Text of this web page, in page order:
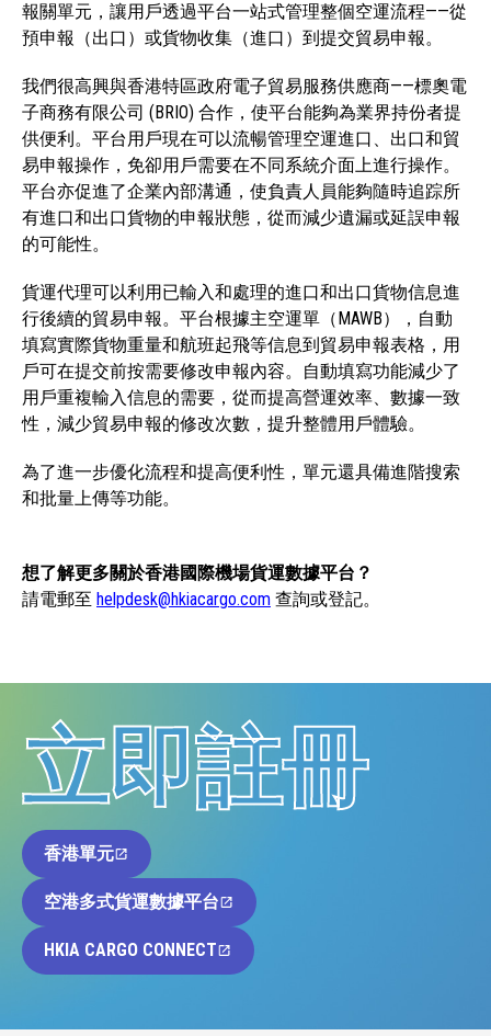
報關單元，讓用戶透過平台一站式管理整個空運流程——從
預申報（出口）或貨物收集（進口）到提交貿易申報。
我們很高興與香港特區政府電子貿易服務供應商——標奧電
子商務有限公司 (BRIO) 合作，使平台能夠為業界持份者提
供便利。平台用戶現在可以流暢管理空運進口、出口和貿
易申報操作，免卻用戶需要在不同系統介面上進行操作。
平台亦促進了企業內部溝通，使負責人員能夠隨時追踪所
有進口和出口貨物的申報狀態，從而減少遺漏或延誤申報
的可能性。
貨運代理可以利用已輸入和處理的進口和出口貨物信息進
行後續的貿易申報。平台根據主空運單（MAWB），自動
填寫實際貨物重量和航班起飛等信息到貿易申報表格，用
戶可在提交前按需要修改申報內容。自動填寫功能減少了
用戶重複輸入信息的需要，從而提高營運效率、數據一致
性，減少貿易申報的修改次數，提升整體用戶體驗。
為了進一步優化流程和提高便利性，單元還具備進階搜索
和批量上傳等功能。
想了解更多關於香港國際機場貨運數據平台？
請電郵至 helpdesk@hkiacargo.com 查詢或登記。
立即註冊
香港單元
空港多式貨運數據平台
HKIA CARGO CONNECT